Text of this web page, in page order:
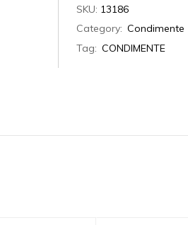
SKU: 13186
Category: Condimente
Tag: CONDIMENTE